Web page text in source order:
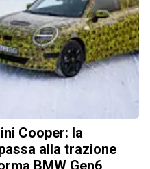
Cooper: la
alla trazione
BMW Gen6